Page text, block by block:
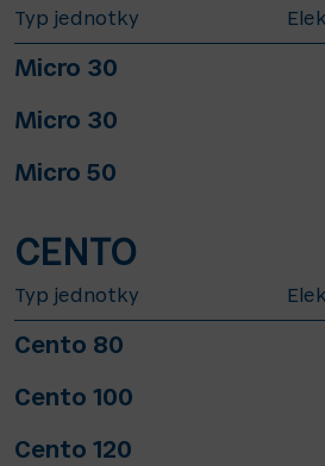
Typ jednotky
Micro 30
Micro 30
Micro 50
CENTO
Typ jednotky
Cento 80
Cento 100
Cento 120